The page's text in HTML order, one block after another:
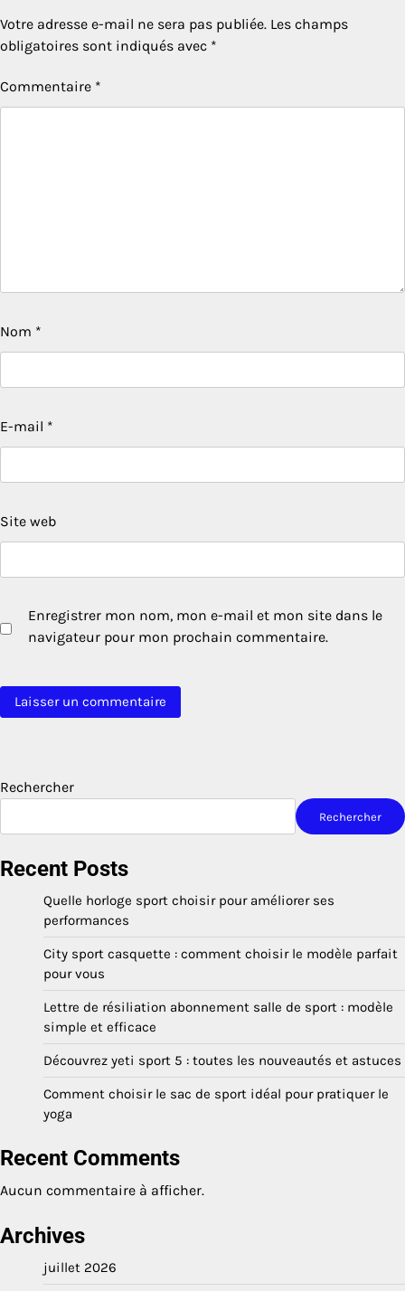
Votre adresse e-mail ne sera pas publiée. Les champs
obligatoires sont indiqués avec *
Commentaire *
Nom *
E-mail *
Site web
Enregistrer mon nom, mon e-mail et mon site dans le
navigateur pour mon prochain commentaire.
Rechercher
Rechercher
Recent Posts
Quelle horloge sport choisir pour améliorer ses
performances
City sport casquette : comment choisir le modèle parfait
pour vous
Lettre de résiliation abonnement salle de sport : modèle
simple et efficace
Découvrez yeti sport 5 : toutes les nouveautés et astuces
Comment choisir le sac de sport idéal pour pratiquer le
yoga
Recent Comments
Aucun commentaire à afficher.
Archives
juillet 2026